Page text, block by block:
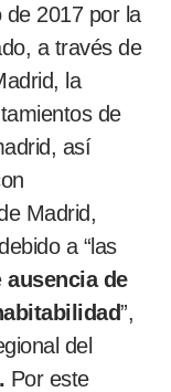
2017 por la
a través de
la
de
así
Madrid,
a “las
ausencia de
”,
del
Por este